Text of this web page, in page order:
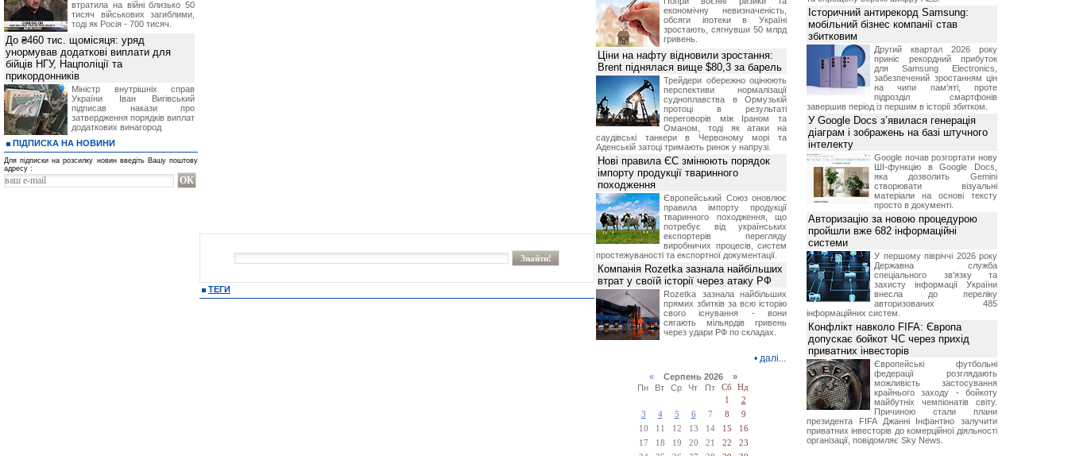
ТЕГИ
втратила на війні близько 50
тисяч військових загиблими,
тоді як Росія - 700 тисяч.
До ₴460 тис. щомісяця: уряд
унормував додаткові виплати для
бійців НГУ, Нацполіції та
прикордонників
Міністр внутрішніх справ
України Іван Вигівський
підписав накази про
затвердження порядків виплат
додаткових винагород
ПІДПИСКА НА НОВИНИ
Для підписки на розсилку новин введіть Вашу поштову
адресу :
економічну невизначеність,
обсяги іпотеки в Україні
зростають, сягнувши 50 млрд
гривень.
Ціни на нафту відновили зростання:
Brent піднялася вище $80,3 за барель
Трейдери обережно оцінюють
перспективи нормалізації
судноплавства в Ормузькій
протоці в результаті
переговорів між Іраном та
Оманом, тоді як атаки на
саудівські танкери в Червоному морі та
Аденській затоці тримають ринок у напрузі.
Нові правила ЄС змінюють порядок
імпорту продукції тваринного
походження
Європейський Союз оновлює
правила імпорту продукції
тваринного походження, що
потребує від українських
експортерів перегляду
виробничих процесів, систем
простежуваності та експортної документації.
Компанія Rozetka зазнала найбільших
втрат у своїй історії через атаку РФ
Rozetka зазнала найбільших
прямих збитків за всю історію
свого існування - вони
сягають мільярдів гривень
через удари РФ по складах.
• далі...
«Серпень 2026 »
Пн
Вт Ср Чт Пт Сб
Нд
1
2
3
4 5 6 7 8
9
10
11 12 13 14 15
16
17
18 19 20 21 22
23
Історичний антирекорд Samsung:
мобільний бізнес компанії став
збитковим
Другий квартал 2026 року
приніс рекордний прибуток
для Samsung Electronics,
забезпечений зростанням цін
на чипи пам'яті, проте
підрозділ смартфонів
завершив період із першим в історії збитком.
У Google Docs з’явилася генерація
діаграм і зображень на базі штучного
інтелекту
Google почав розгортати нову
ШІ-функцію в Google Docs,
яка дозволить Gemini
створювати візуальні
матеріали на основі тексту
просто в документі.
Авторизацію за новою процедурою
пройшли вже 682 інформаційні
системи
У першому півріччі 2026 року
Державна служба
спеціального зв'язку та
захисту інформації України
внесла до переліку
авторизованих 485
інформаційних систем.
Конфлікт навколо FIFA: Європа
допускає бойкот ЧС через прихід
приватних інвесторів
Європейські футбольні
федерації розглядають
можливість застосування
крайнього заходу - бойкоту
майбутніх чемпіонатів світу.
Причиною стали плани
президента FIFA Джанні Інфантіно залучити
приватних інвесторів до комерційної діяльності
організації, повідомляє Sky News.